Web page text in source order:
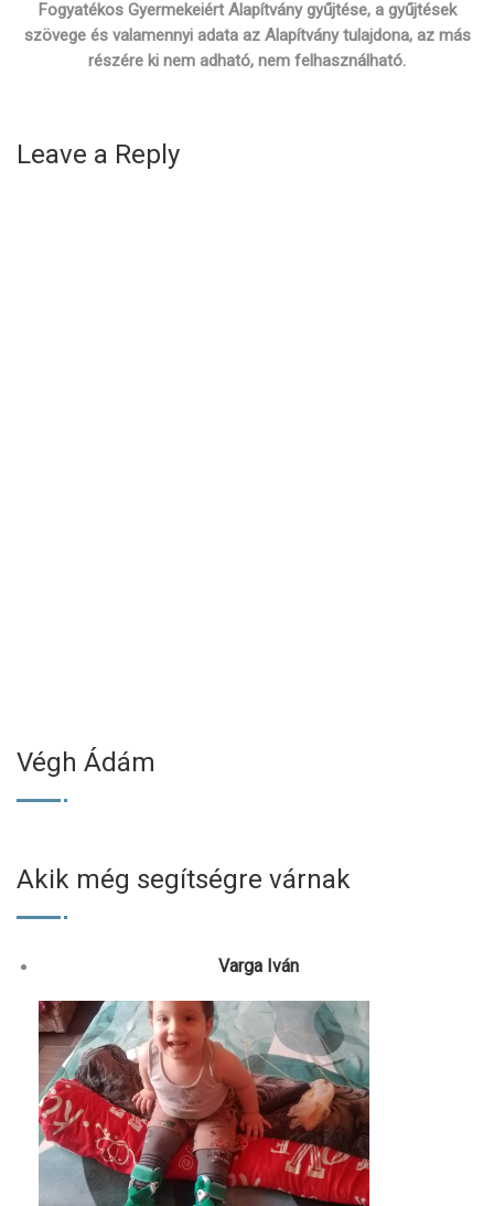
Fogyatékos Gyermekeiért Alapítvány gyűjtése, a gyűjtések
szövege és valamennyi adata az Alapítvány tulajdona, az más
részére ki nem adható, nem felhasználható.
Leave a Reply
Végh Ádám
Akik még segítségre várnak
Varga Iván